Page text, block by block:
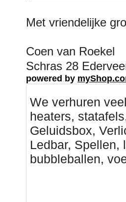
Met vriendelijke
Coen van Roekel
Schras 28
powered by
We verhuren
heaters,
Geluidsbox,
Ledbar, Spellen,
bubbleballen,